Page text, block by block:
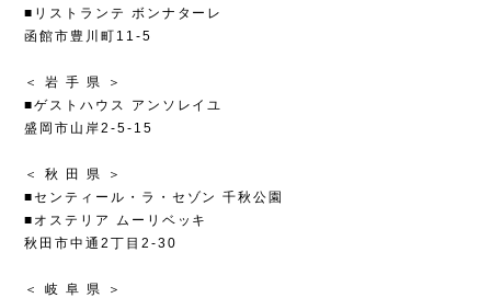
■リストランテ ボンナターレ
函館市豊川町11-5
＜ 岩 手 県 ＞
■ゲストハウス アンソレイユ
盛岡市山岸2-5-15
＜ 秋 田 県 ＞
■センティール・ラ・セゾン 千秋公園
■オステリア ムーリベッキ
秋田市中通2丁目2-30
＜ 岐 阜 県 ＞